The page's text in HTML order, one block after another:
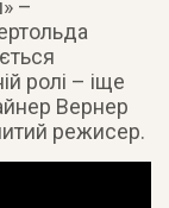
–
ролі – іще
Вернер
режисер.